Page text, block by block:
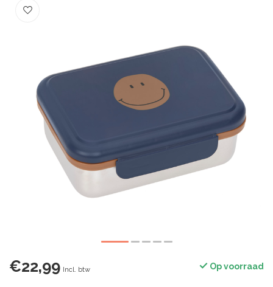
€22,99 Incl. btw Op voorraad